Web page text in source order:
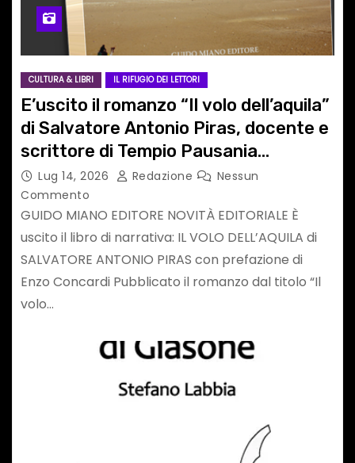
CULTURA & LIBRI IL RIFUGIO DEI LETTORI
E’uscito il romanzo “Il volo dell’aquila”
di Salvatore Antonio Piras, docente e
scrittore di Tempio Pausania
(Sassari)
Lug 14, 2026 Redazione
Nessun
Commento
GUIDO MIANO EDITORE NOVITÀ EDITORIALE È
uscito il libro di narrativa: IL VOLO DELL’AQUILA di
SALVATORE ANTONIO PIRAS con prefazione di
Enzo Concardi Pubblicato il romanzo dal titolo “Il
volo…